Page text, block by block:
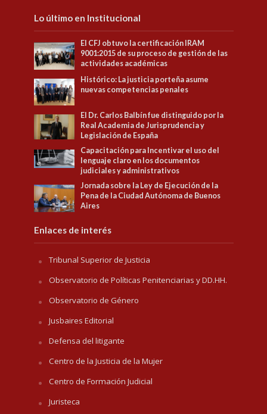
Lo último en Institucional
El CFJ obtuvo la certificación IRAM
9001:2015 de su proceso de gestión de las
actividades académicas
Histórico: La justicia porteña asume
nuevas competencias penales
El Dr. Carlos Balbín fue distinguido por la
Real Academia de Jurisprudencia y
Legislación de España
Capacitación para Incentivar el uso del
lenguaje claro en los documentos
judiciales y administrativos
Jornada sobre la Ley de Ejecución de la
Pena de la Ciudad Autónoma de Buenos
Aires
Enlaces de interés
Tribunal Superior de Justicia
Observatorio de Políticas Penitenciarias y DD.HH.
Observatorio de Género
Jusbaires Editorial
Defensa del litigante
Centro de la Justicia de la Mujer
Centro de Formación Judicial
Juristeca